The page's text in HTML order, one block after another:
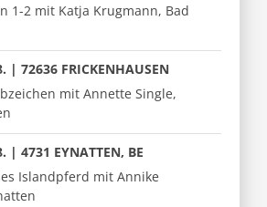
1-2 mit Katja Krugmann, Bad
| 72636 FRICKENHAUSEN
mit Annette Single,
| 4731 EYNATTEN, BE
Islandpferd mit Annike